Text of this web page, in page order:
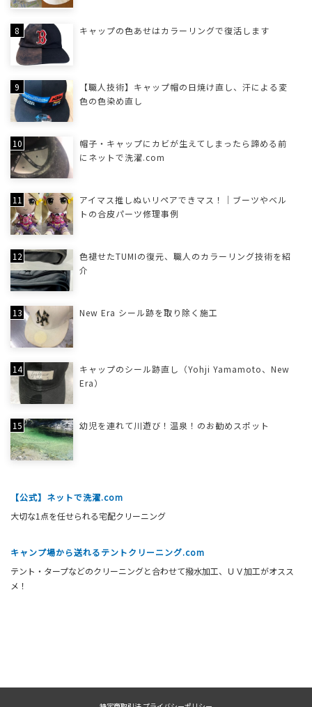
キャップの色あせはカラーリングで復活します
【職人技術】キャップ帽の日焼け直し、汗による変
色の色染め直し
帽子・キャップにカビが生えてしまったら諦める前
にネットで洗濯.com
アイマス推しぬいリペアできマス！｜ブーツやベル
トの合皮パーツ修理事例
色褪せたTUMIの復元、職人のカラーリング技術を紹
介
New Era シール跡を取り除く施工
キャップのシール跡直し（Yohji Yamamoto、New
Era）
幼児を連れて川遊び！温泉！のお勧めスポット
【公式】ネットで洗濯.com
大切な1点を任せられる宅配クリーニング
キャンプ場から送れるテントクリーニング.com
テント・タープなどのクリーニングと合わせて撥水加工、ＵＶ加工がオスス
メ！